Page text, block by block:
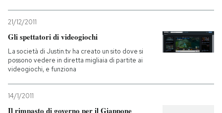
21/12/2011
Gli spettatori di videogiochi
La società di Justin.tv ha creato un sito dove si
possono vedere in diretta migliaia di partite ai
videogiochi, e funziona
14/1/2011
Il rimpasto di governo per il Giappone